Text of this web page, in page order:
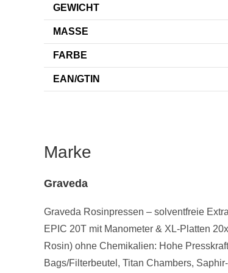
GEWICHT
MASSE
FARBE
EAN/GTIN
Marke
Graveda
Graveda Rosinpressen – solventfreie
EPIC 20T mit Manometer & XL-Platten
Rosin) ohne Chemikalien: Hohe
Bags/Filterbeutel, Titan Chambers,